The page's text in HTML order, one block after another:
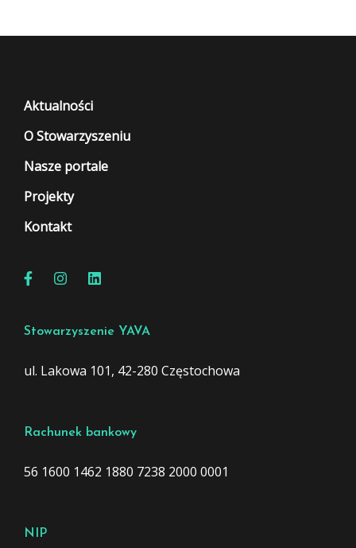
Aktualności
O Stowarzyszeniu
Nasze portale
Projekty
Kontakt
Stowarzyszenie YAVA
ul. Lakowa 101, 42-280 Częstochowa
Rachunek bankowy
56 1600 1462 1880 7238 2000 0001
NIP